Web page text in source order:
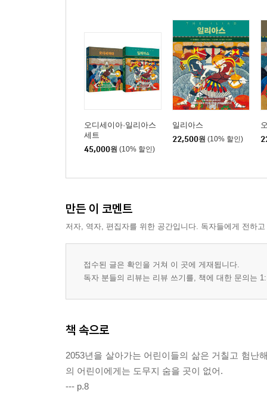
오디세이아·일리아스
세트
45,000원 (10% 할인)
일리아스
22,500원 (10% 할인)
만든 이 코멘트
저자, 역자, 편집자를 위한 공간입니다. 독자들에게 전하
접수된 글은 확인을 거쳐 이 곳에 게재됩니다.
독자 분들의 리뷰는 리뷰 쓰기를, 책에 대한 문의는
책 속으로
2053년을 살아가는 어린이들의 삶은 거칠고 험난
의 어린이에게는 도무지 숨을 곳이 없어.
--- p.8